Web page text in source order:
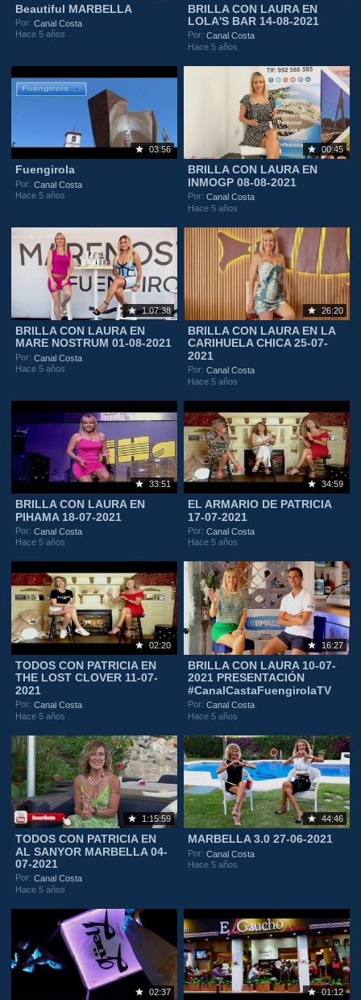
Beautiful MARBELLA
Por:Canal Costa
Hace 5 años
BRILLA CON LAURA EN
LOLA'S BAR 14-08-2021
Por:Canal Costa
Hace 5 años
03:56
Fuengirola
Por:Canal Costa
Hace 5 años
00:45
BRILLA CON LAURA EN
INMOGP 08-08-2021
Por:Canal Costa
Hace 5 años
1:07:38
BRILLA CON LAURA EN
MARE NOSTRUM 01-08-2021
Por:Canal Costa
Hace 5 años
26:20
BRILLA CON LAURA EN LA
CARIHUELA CHICA 25-07-
2021
Por:Canal Costa
Hace 5 años
33:51
BRILLA CON LAURA EN
PIHAMA 18-07-2021
Por:Canal Costa
Hace 5 años
34:59
EL ARMARIO DE PATRICIA
17-07-2021
Por:Canal Costa
Hace 5 años
02:20
TODOS CON PATRICIA EN
THE LOST CLOVER 11-07-
2021
Por:Canal Costa
Hace 5 años
16:27
BRILLA CON LAURA 10-07-
2021 PRESENTACIÓN
#CanalCastaFuengirolaTV
Por:Canal Costa
Hace 5 años
1:15:59
TODOS CON PATRICIA EN
AL SANYOR MARBELLA 04-
07-2021
Por:Canal Costa
Hace 5 años
44:46
MARBELLA 3.0 27-06-2021
Por:Canal Costa
Hace 5 años
02:37 01:12